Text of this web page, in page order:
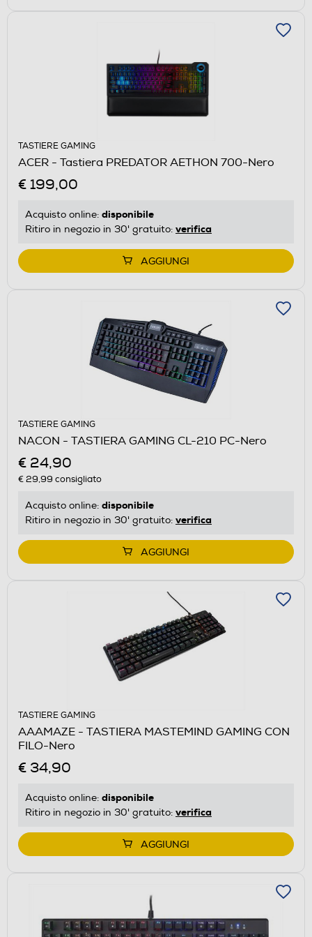
TASTIERE GAMING
ACER - Tastiera PREDATOR AETHON 700-Nero
€ 199,00
Acquisto online: disponibile
Ritiro in negozio in 30' gratuito: verifica
AGGIUNGI
TASTIERE GAMING
NACON - TASTIERA GAMING CL-210 PC-Nero
€ 24,90
€ 29,99 consigliato
Acquisto online: disponibile
Ritiro in negozio in 30' gratuito: verifica
AGGIUNGI
TASTIERE GAMING
AAAMAZE - TASTIERA MASTEMIND GAMING CON
FILO-Nero
€ 34,90
Acquisto online: disponibile
Ritiro in negozio in 30' gratuito: verifica
AGGIUNGI